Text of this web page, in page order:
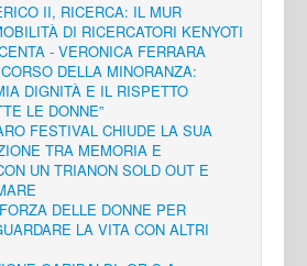
II, RICERCA: IL MUR
DI RICERCATORI KENYOTI
- VERONICA FERRARA
DELLA MINORANZA:
DIGNITÀ E IL RISPETTO
LE DONNE”
FESTIVAL CHIUDE LA SUA
TRA MEMORIA E
UN TRIANON SOLD OUT E
DELLE DONNE PER
LA VITA CON ALTRI